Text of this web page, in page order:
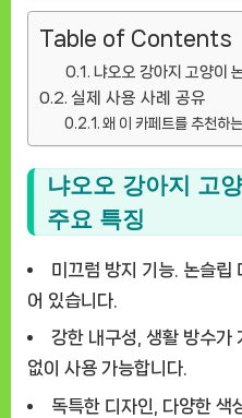
Table of Contents
냐오오 강아지 고양이
실제 사용 사례 공유
왜 이 카페트를 추천하
냐오오 강아지 고
주요 특징
미끄럼 방지 기능. 논슬립
어 있습니다.
강한 내구성, 생활 방수가
없이 사용 가능합니다.
독특한 디자인, 다양한 색